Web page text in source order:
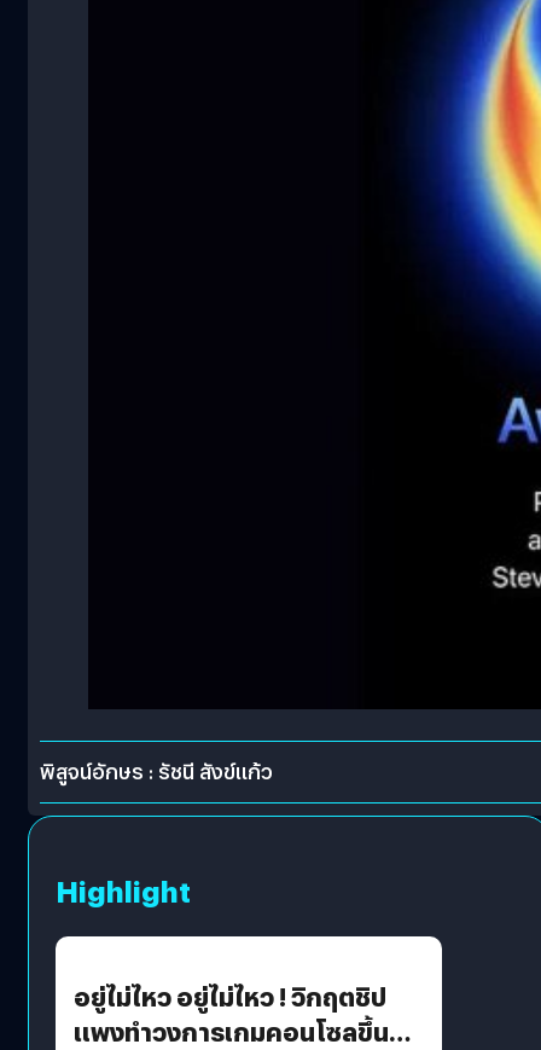
พิสูจน์อักษร : รัชนี สังข์แก้ว
Highlight
อยู่ไม่ไหว อยู่ไม่ไหว ! วิกฤตชิป
แพงทำวงการเกมคอนโซลขึ้น